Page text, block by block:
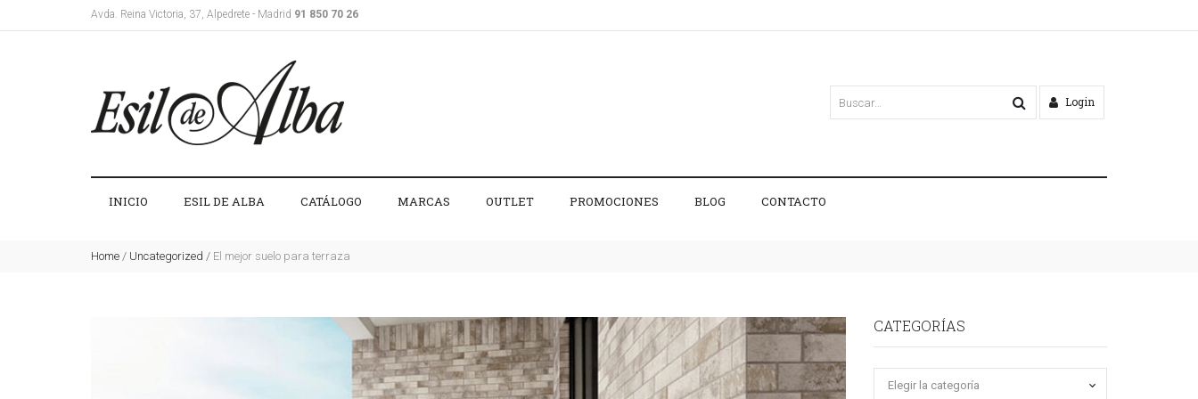
Avda. Reina Victoria, 37, Alpedrete - Madrid 91 850 70 26
Login
INICIO ESIL DE ALBA CATÁLOGO MARCAS OUTLET PROMOCIONES BLOG CONTACTO
Home / Uncategorized / El mejor suelo para terraza
CATEGORÍAS